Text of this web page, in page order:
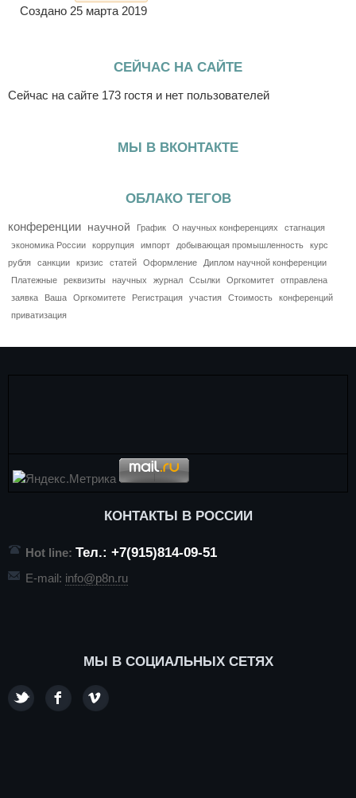
Создано 25 марта 2019
СЕЙЧАС НА САЙТЕ
Сейчас на сайте 173 гостя и нет пользователей
МЫ В ВКОНТАКТЕ
ОБЛАКО ТЕГОВ
конференции научной График О научных конференциях
стагнация
экономика России
коррупция импорт добывающая промышленность
курс
рубля
санкции кризис статей Оформление
Диплом научной конференции
Платежные
реквизиты научных журнал Ссылки Оргкомитет
отправлена
заявка
Ваша Оргкомитете Регистрация участия Стоимость
конференций
приватизация
КОНТАКТЫ В РОССИИ
Hot line: Тел.: +7(915)814-09-51
E-mail: info@p8n.ru
МЫ В СОЦИАЛЬНЫХ СЕТЯХ